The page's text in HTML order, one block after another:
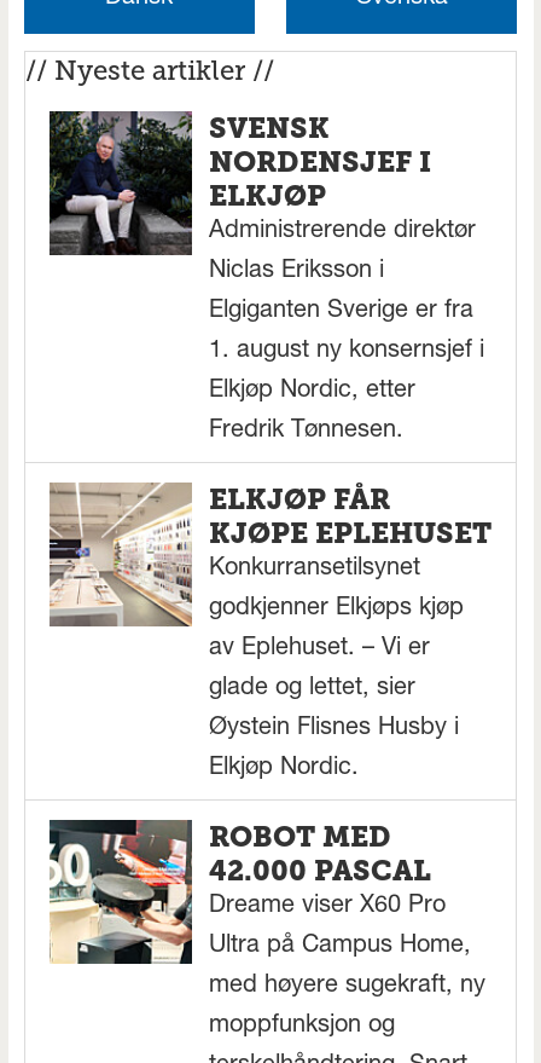
// Nyeste artikler //
SVENSK
NORDENSJEF I
ELKJØP
Administrerende direktør
Niclas Eriksson i
Elgiganten Sverige er fra
1. august ny konsernsjef i
Elkjøp Nordic, etter
Fredrik Tønnesen.
ELKJØP FÅR
KJØPE EPLEHUSET
Konkurransetilsynet
godkjenner Elkjøps kjøp
av Eplehuset. – Vi er
glade og lettet, sier
Øystein Flisnes Husby i
Elkjøp Nordic.
ROBOT MED
42.000 PASCAL
Dreame viser X60 Pro
Ultra på Campus Home,
med høyere sugekraft, ny
moppfunksjon og